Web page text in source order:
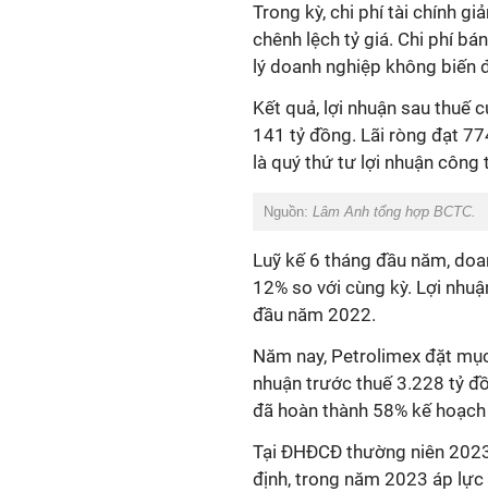
Trong kỳ, chi phí tài chính
chênh lệch tỷ giá. Chi phí
lý doanh nghiệp không biến
Kết quả, lợi nhuận sau thuế
141 tỷ đồng. Lãi ròng đạt
là quý thứ tư lợi nhuận
Nguồn: Lâm Anh tổng hợp BCTC.
Luỹ kế 6 tháng đầu năm,
12% so với cùng kỳ. Lợi
đầu năm 2022.
Năm nay, Petrolimex đặt
nhuận trước thuế 3.228 tỷ
đã hoàn thành 58% kế
Tại ĐHĐCĐ thường niên
định, trong năm 2023 áp lực